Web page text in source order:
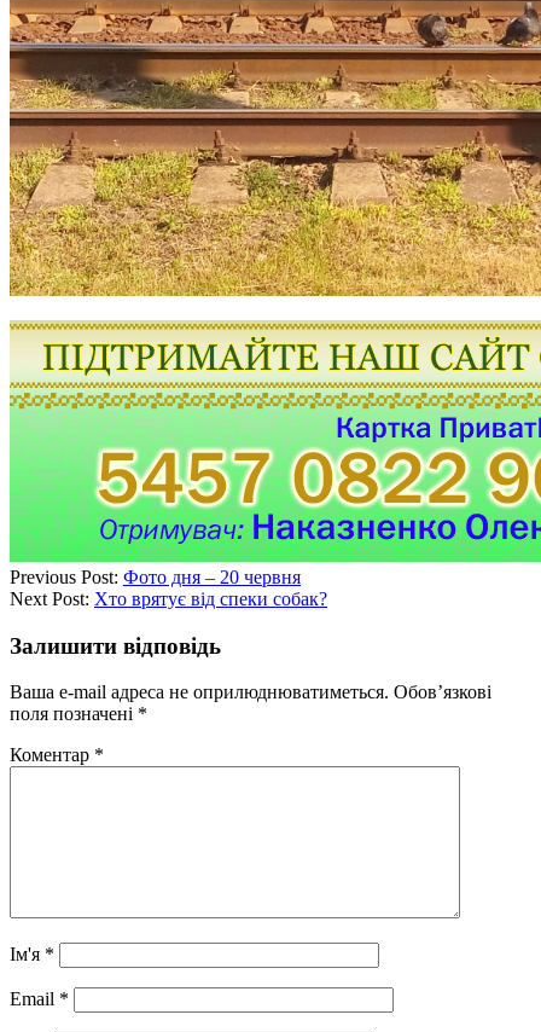
Previous Post: Фото дня – 20 червня
Next Post: Хто врятує від спеки собак?
Залишити відповідь
Ваша e-mail адреса не оприлюднюватиметься. Обов’язкові
поля позначені *
Коментар *
Ім'я *
Email *